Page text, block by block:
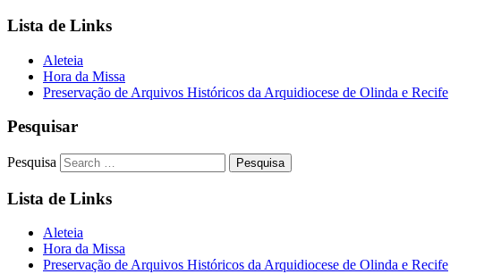
Lista de Links
Aleteia
Hora da Missa
Preservação de Arquivos Históricos da Arquidiocese de Olinda e Recife
Pesquisar
Pesquisa
Lista de Links
Aleteia
Hora da Missa
Preservação de Arquivos Históricos da Arquidiocese de Olinda e Recife